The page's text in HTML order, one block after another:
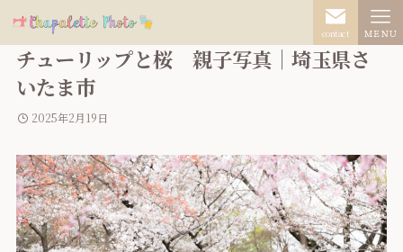
contact ＭＥＮＵ
チューリップと桜 親子写真｜埼玉県さ
いたま市
2025年2月19日